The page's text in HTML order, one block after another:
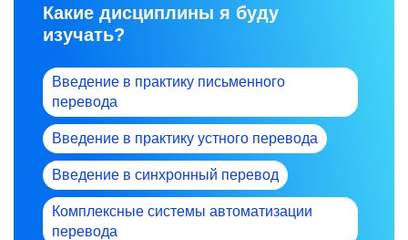
Какие дисциплины я буду
изучать?
Введение в практику письменного
перевода
Введение в практику устного перевода
Введение в синхронный перевод
Комплексные системы автоматизации
перевода